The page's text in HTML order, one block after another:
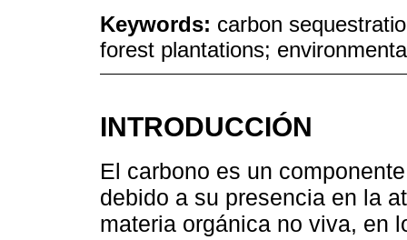
Keywords: carbon
forest plantations;
INTRODUCCIÓN
El carbono es un
debido a su presencia en la
materia orgánica no viva, en